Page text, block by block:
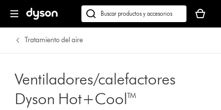
Buscar
en
cesta
está
Tratamiento del aire
Ventiladores/calefactores
Dyson Hot+Cool™